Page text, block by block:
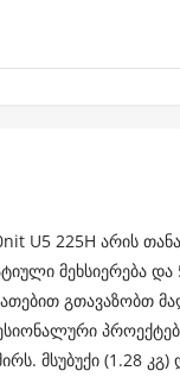
U5 225H არის
მეხსიერება
გთავაზობთ
მსუბუქი (1.28 კგ)